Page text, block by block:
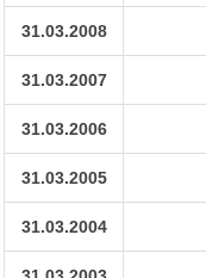
31.03.2008
31.03.2007
31.03.2006
31.03.2005
31.03.2004